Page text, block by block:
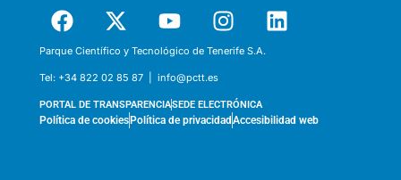
Parque Científico y Tecnológico de Tenerife S.A.
Tel: +34 822 02 85 87 | info@pctt.es
PORTAL DE TRANSPARENCIASEDE ELECTRÓNICA
Política de cookiesPolítica de privacidadAccesibilidad web